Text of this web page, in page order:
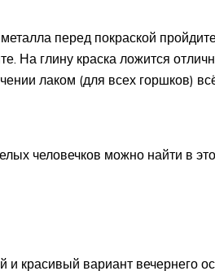
перед покраской
На глину краска ложится
лаком (для всех горшков)
человечков можно найти в
и красивый вариант вечернего